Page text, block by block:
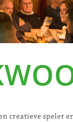
creatieve speler